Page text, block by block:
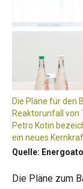
Die Pläne für den
Reaktorunfall von
Petro Kotin
ein neues
Quelle:
Die Pläne zum